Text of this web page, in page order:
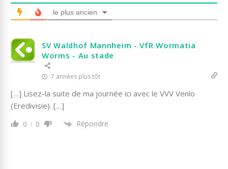
le plus ancien
SV Waldhof Mannheim - VfR Wormatia
Worms - Au stade
7 années plus tôt
[…] Lisez-la suite de ma journée ici avec le VVV Venlo
(Eredivisie). […]
0 0 Répondre